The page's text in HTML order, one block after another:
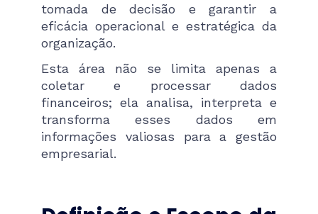
tomada de decisão e garantir a
eficácia operacional e estratégica da
organização.
Esta área não se limita apenas a
coletar e processar dados
financeiros; ela analisa, interpreta e
transforma esses dados em
informações valiosas para a gestão
empresarial.